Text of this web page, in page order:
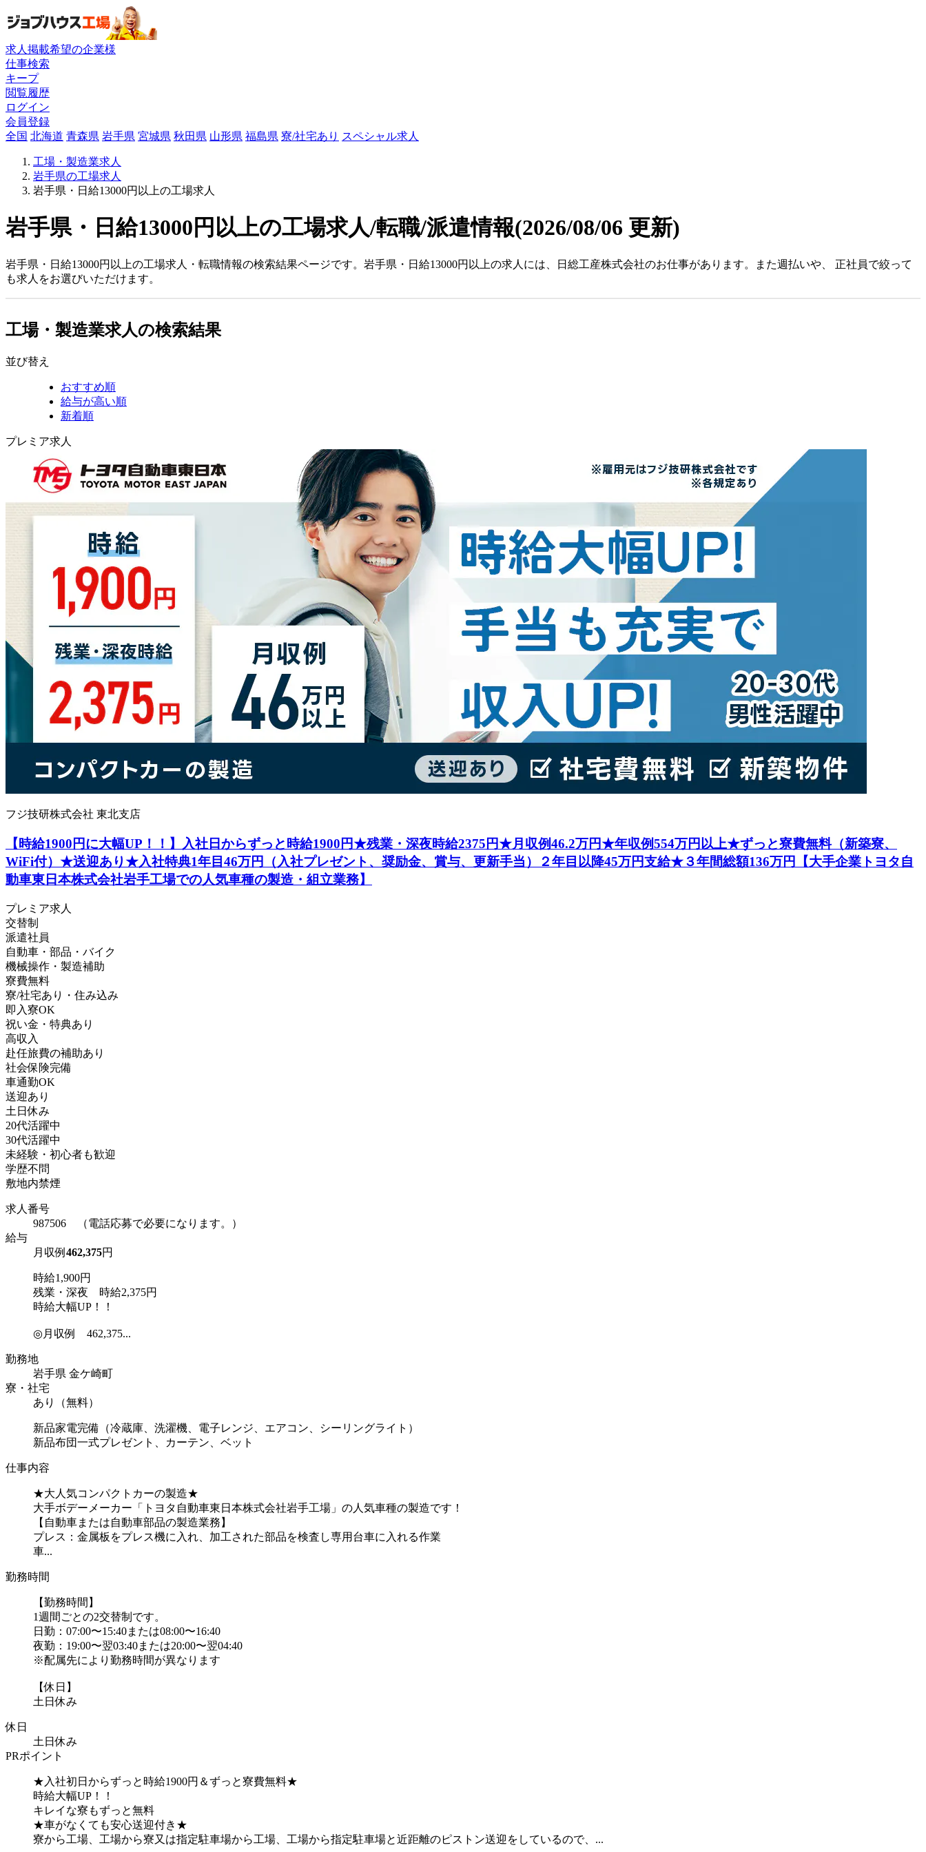
求人掲載希望の企業様
仕事検索
キープ
閲覧履歴
ログイン
会員登録
全国 北海道 青森県 岩手県 宮城県 秋田県 山形県 福島県 寮/社宅あり スペシャル求人
工場・製造業求人
岩手県の工場求人
岩手県・日給13000円以上の工場求人
岩手県・日給13000円以上の工場求人/転職/派遣情報(2026/08/06 更新)
岩手県・日給13000円以上の工場求人・転職情報の検索結果ページです。岩手県・日給13000円以上の求人には、日総工産株式会社のお仕事があります。また週払いや、 正社員で絞って
も求人をお選びいただけます。
工場・製造業求人の検索結果
並び替え
おすすめ順
給与が高い順
新着順
プレミア求人
フジ技研株式会社 東北支店
【時給1900円に大幅UP！！】入社日からずっと時給1900円★残業・深夜時給2375円★月収例46.2万円★年収例554万円以上★ずっと寮費無料（新築寮、
WiFi付）★送迎あり★入社特典1年目46万円（入社プレゼント、奨励金、賞与、更新手当）２年目以降45万円支給★３年間総額136万円【大手企業トヨタ自
動車東日本株式会社岩手工場での人気車種の製造・組立業務】
プレミア求人
交替制
派遣社員
自動車・部品・バイク
機械操作・製造補助
寮費無料
寮/社宅あり・住み込み
即入寮OK
祝い金・特典あり
高収入
赴任旅費の補助あり
社会保険完備
車通勤OK
送迎あり
土日休み
20代活躍中
30代活躍中
未経験・初心者も歓迎
学歴不問
敷地内禁煙
求人番号
987506 （電話応募で必要になります。）
給与
月収例 462,375円
時給1,900円
残業・深夜 時給2,375円
時給大幅UP！！
◎月収例 462,375...
勤務地
岩手県 金ケ崎町
寮・社宅
あり（無料）
新品家電完備（冷蔵庫、洗濯機、電子レンジ、エアコン、シーリングライト）
新品布団一式プレゼント、カーテン、ベット
仕事内容
★大人気コンパクトカーの製造★
大手ボデーメーカー「トヨタ自動車東日本株式会社岩手工場」の人気車種の製造です！
【自動車または自動車部品の製造業務】
プレス：金属板をプレス機に入れ、加工された部品を検査し専用台車に入れる作業
車...
勤務時間
【勤務時間】
1週間ごとの2交替制です。
日勤：07:00〜15:40または08:00〜16:40
夜勤：19:00〜翌03:40または20:00〜翌04:40
※配属先により勤務時間が異なります
【休日】
土日休み
休日
土日休み
PRポイント
★入社初日からずっと時給1900円＆ずっと寮費無料★
時給大幅UP！！
キレイな寮もずっと無料
★車がなくても安心送迎付き★
寮から工場、工場から寮又は指定駐車場から工場、工場から指定駐車場と近距離のピストン送迎をしているので、...